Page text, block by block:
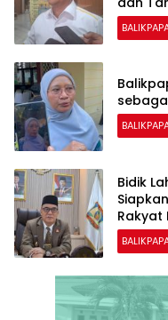
Bidik
Rakyat